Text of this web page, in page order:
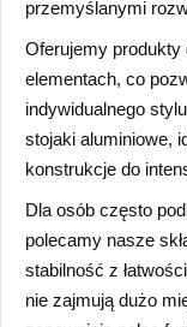
przemyślanymi
Oferujemy
elementach, co
indywidualnego
stojaki aluminiowe,
konstrukcje do
Dla osób często
polecamy nasze
stabilność z
nie zajmują dużo